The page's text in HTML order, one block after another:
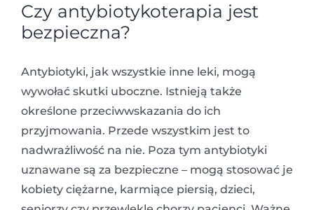
Czy antybiotykoterapia jest
bezpieczna?
Antybiotyki, jak wszystkie inne leki, mogą
wywołać skutki uboczne. Istnieją także
określone przeciwwskazania do ich
przyjmowania. Przede wszystkim jest to
nadwrażliwość na nie. Poza tym antybiotyki
uznawane są za bezpieczne – mogą stosować je
kobiety ciężarne, karmiące piersią, dzieci,